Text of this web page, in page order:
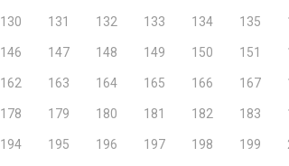
130 131 132 133 134 135
146 147 148 149 150 151
162 163 164 165 166 167
178 179 180 181 182 183
194 195 196 197 198 199